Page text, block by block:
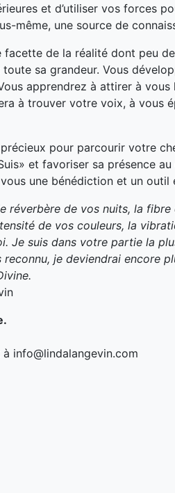
et d’utiliser vos forces
même, une source de
de la réalité dont peu
sa grandeur. Vous
apprendrez à attirer à
à trouver votre voix, à vous
pour parcourir votre
et favoriser sa présence
une bénédiction et un outil
réverbère de vos nuits, la
de vos couleurs, la
Je suis dans votre partie la
reconnu, je deviendrai encore
à info@lindalangevin.com